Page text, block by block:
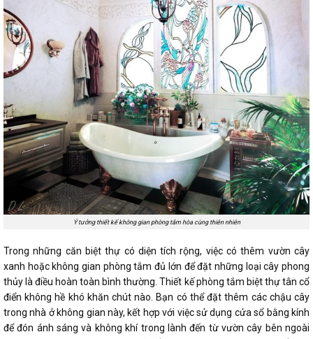
Ý tưởng thiết kế không gian phòng tắm hòa cùng thiên nhiên
Trong những căn biệt thự có diện tích rộng, việc có thêm vườn cây
xanh hoặc không gian phòng tắm đủ lớn để đặt những loại cây phong
thủy là điều hoàn toàn bình thường. Thiết kế phòng tắm biệt thự tân cổ
điển không hề khó khăn chút nào. Bạn có thể đặt thêm các chậu cây
trong nhà ở không gian này, kết hợp với việc sử dụng cửa sổ bằng kính
để đón ánh sáng và không khí trong lành đến từ vườn cây bên ngoài